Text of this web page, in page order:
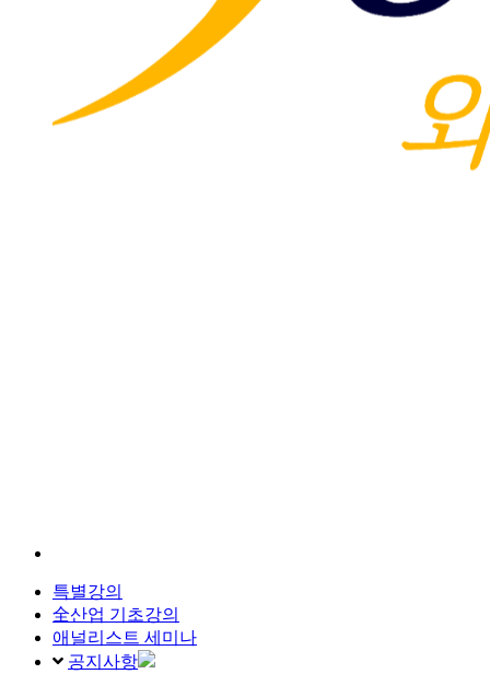
특별강의
全산업 기초강의
애널리스트 세미나
공지사항